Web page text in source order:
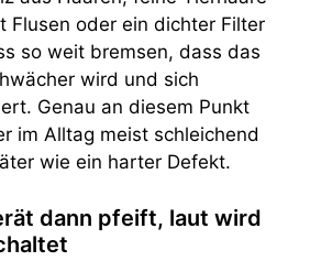
Flusen oder ein dichter Filter
so weit bremsen, dass das
wird und sich
Genau an diesem Punkt
im Alltag meist schleichend
wie ein harter Defekt.
dann pfeift, laut wird